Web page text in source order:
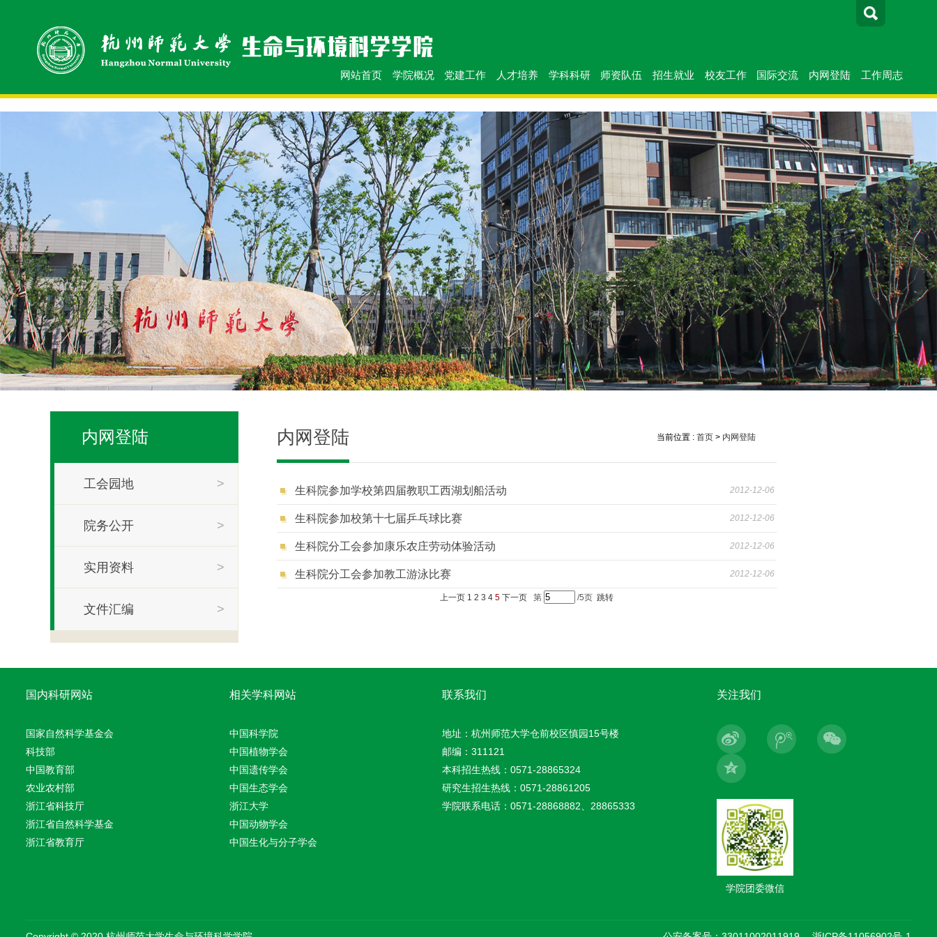
网站首页 学院概况 党建工作 人才培养 学科科研 师资队伍 招生就业 校友工作 国际交流 内网登陆 工作周志
内网登陆
工会园地 >
院务公开 >
实用资料 >
文件汇编 >
内网登陆 当前位置 : 首页> 内网登陆
生科院参加学校第四届教职工西湖划船活动 2012-12-06
生科院参加校第十七届乒乓球比赛 2012-12-06
生科院分工会参加康乐农庄劳动体验活动 2012-12-06
生科院分工会参加教工游泳比赛 2012-12-06
上一页 1 2 3 4 5 下一页 第 /5页 跳转
国内科研网站
国家自然科学基金会
科技部
中国教育部
农业农村部
浙江省科技厅
浙江省自然科学基金
浙江省教育厅
相关学科网站
中国科学院
中国植物学会
中国遗传学会
中国生态学会
浙江大学
中国动物学会
中国生化与分子学会
联系我们
地址：杭州师范大学仓前校区慎园15号楼
邮编：311121
本科招生热线：0571-28865324
研究生招生热线：0571-28861205
学院联系电话：0571-28868882、28865333
关注我们
学院团委微信